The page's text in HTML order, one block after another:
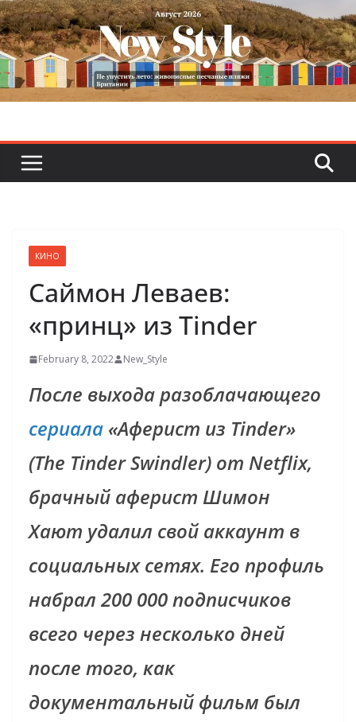
Skip
to
content
КИНО
Саймон Леваев:
«принц» из Tinder
February 8, 2022 New_Style
После выхода разоблачающего
сериала «Аферист из Tinder»
(The Tinder Swindler) от Netflix,
брачный аферист Шимон
Хают удалил свой аккаунт в
социальных сетях. Его профиль
набрал 200 000 подписчиков
всего через несколько дней
после того, как
документальный фильм был